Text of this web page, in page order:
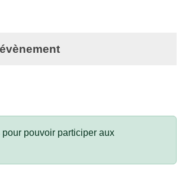
pour pouvoir participer aux